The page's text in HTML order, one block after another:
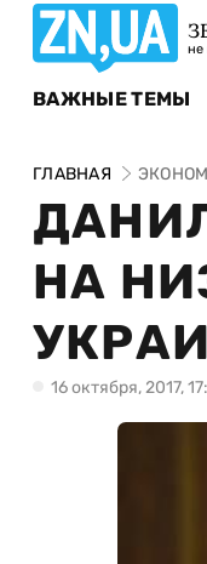
не
ВАЖНЫЕ ТЕМЫ
ГЛАВНАЯ
НА
16 октября, 2017,